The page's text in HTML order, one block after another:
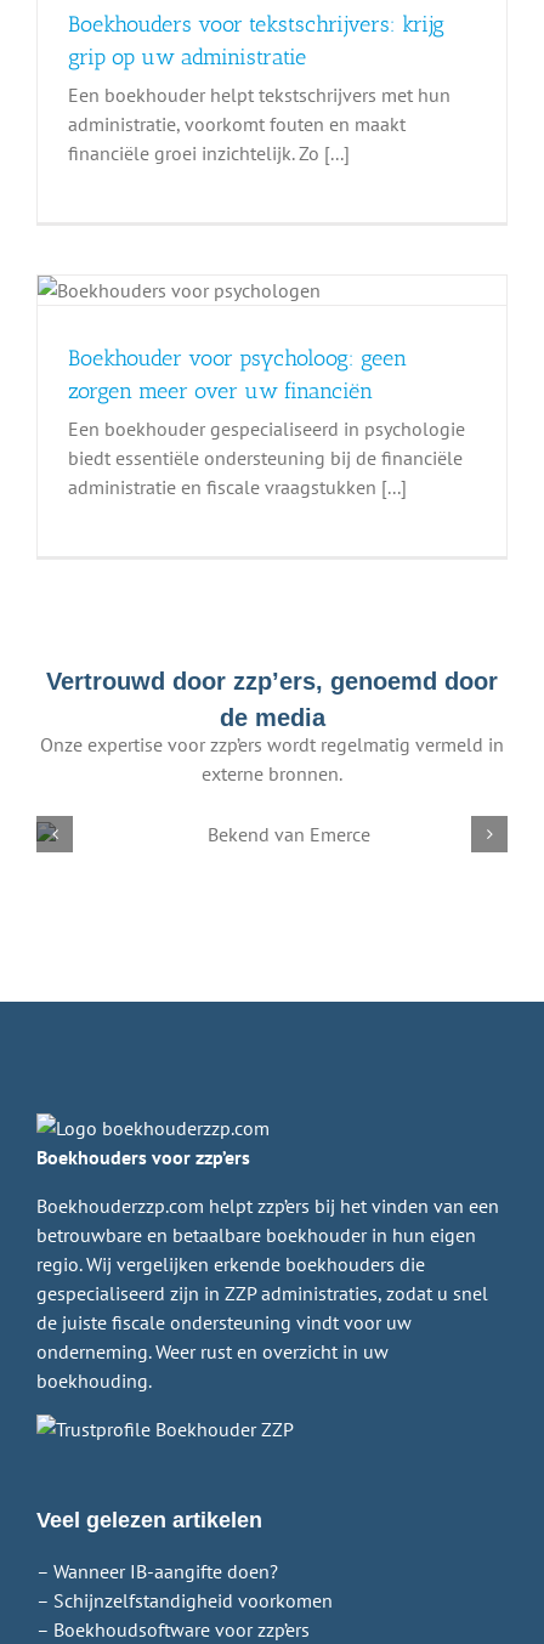
Boekhouders voor tekstschrijvers: krijg
grip op uw administratie
Een boekhouder helpt tekstschrijvers met hun
administratie, voorkomt fouten en maakt
financiële groei inzichtelijk. Zo [...]
Boekhouder voor psycholoog: geen
zorgen meer over uw financiën
Een boekhouder gespecialiseerd in psychologie
biedt essentiële ondersteuning bij de financiële
administratie en fiscale vraagstukken [...]
Vertrouwd door zzp’ers, genoemd door
de media
Onze expertise voor zzp’ers wordt regelmatig vermeld in
externe bronnen.
Boekhouders voor zzp’ers
Boekhouderzzp.com helpt zzp’ers bij het vinden van een
betrouwbare en betaalbare boekhouder in hun eigen
regio. Wij vergelijken erkende boekhouders die
gespecialiseerd zijn in ZZP administraties, zodat u snel
de juiste fiscale ondersteuning vindt voor uw
onderneming. Weer rust en overzicht in uw
boekhouding.
Veel gelezen artikelen
– Wanneer IB-aangifte doen?
– Schijnzelfstandigheid voorkomen
– Boekhoudsoftware voor zzp’ers